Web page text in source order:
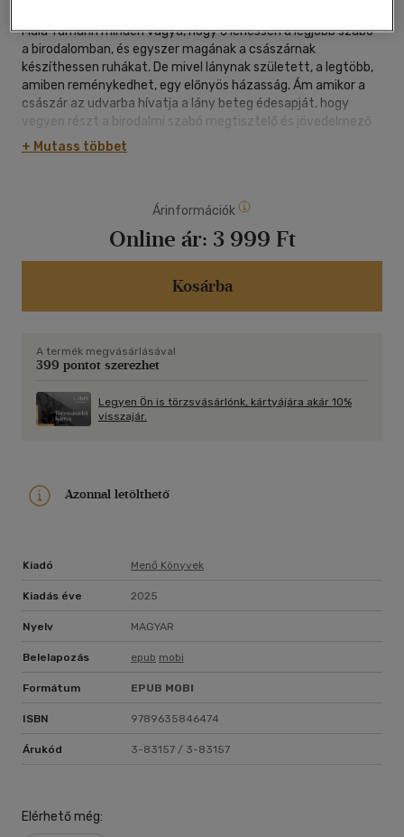
Maia Tamarin minden vágya, hogy ő lehessen a legjobb szabó
a birodalomban, és egyszer magának a császárnak
készíthessen ruhákat. De mivel lánynak született, a legtöbb,
amiben reménykedhet, egy előnyös házasság. Ám amikor a
császár az udvarba hívatja a lány beteg édesapját, hogy
vegyen részt a birodalmi szabó megtisztelő és jövedelmező
címéért folytatott versenyben, Maia átveszi az apja helyét,
és fiúnak öltözve a Nyári Palotába utazik. Ha nyer, minden
fordulatos, sodró lendületű fantasy duológiája a Hat bíborszín
darumadár sorozat világában játszódik, ám a japán helyett
ezúttal a kínai kultúrából merít.
+ Mutass többet
Árinformációk
Online ár: 3 999 Ft
Kosárba
A termék megvásárlásával
399 pontot szerezhet
Legyen Ön is törzsvásárlónk, kártyájára akár 10%
visszajár.
Azonnal letölthető
Kiadó Menő Könyvek
Kiadás éve 2025
Nyelv MAGYAR
Belelapozás epub mobi
Formátum EPUB MOBI
ISBN 9789635846474
Árukód 3-83157 / 3-83157
Elérhető még: